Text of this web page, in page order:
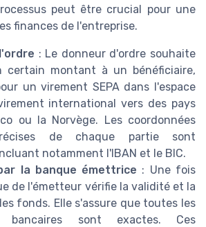
peut être crucial pour une
finances de l'entreprise.
: Le donneur d'ordre souhaite
certain montant à un bénéficiaire,
un virement SEPA dans l'espace
international vers des pays
ou la Norvège. Les coordonnées
de chaque partie sont
notamment l'IBAN et le BIC.
la banque émettrice : Une fois
de l'émetteur vérifie la validité et la
fonds. Elle s'assure que toutes les
bancaires sont exactes. Ces